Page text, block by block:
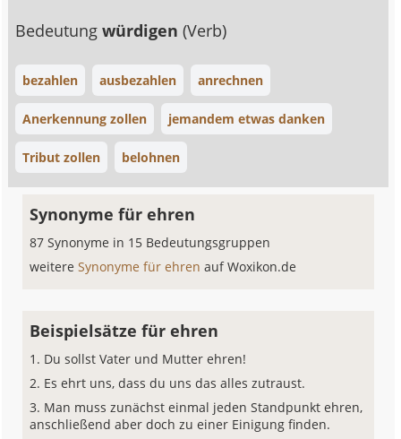
Bedeutungwürdigen(Verb)
bezahlen ausbezahlen anrechnen
Anerkennung zollen jemandem etwas danken
Tribut zollen belohnen
Synonyme für ehren
87 Synonyme in 15 Bedeutungsgruppen
weitereSynonyme für ehrenauf Woxikon.de
Beispielsätze für ehren
Du sollst Vater und Mutter ehren!
Es ehrt uns, dass du uns das alles zutraust.
Man muss zunächst einmal jeden Standpunkt ehren,
anschließend aber doch zu einer Einigung finden.